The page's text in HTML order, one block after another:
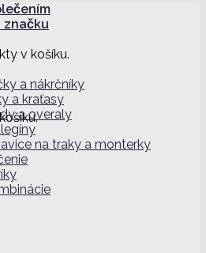
v košíku.
značku
a nákrčníky
a kraťasy
a overaly
na traky a monterky